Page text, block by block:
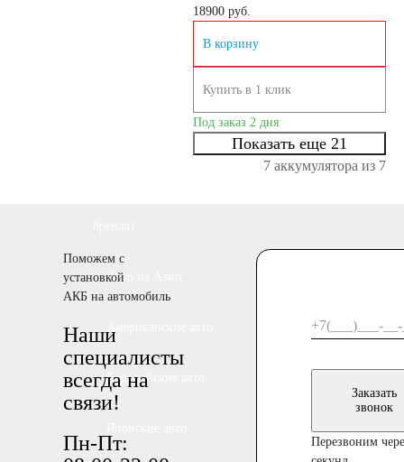
Авто из Азии
Европейские авто
18900руб.
В корзину
Купить в 1 клик
Под заказ 2 дня
Показать еще 21
7 аккумулятора из 7
Поможем с
установкой
АКБ на автомобиль
Наши
специалисты
всегда на
связи!
Пн-Пт:
Заказать
звонок
Перезвоним